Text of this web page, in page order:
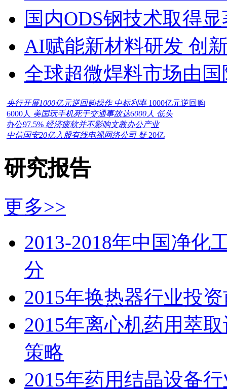
国内ODS钢技术取得
AI赋能新材料研发 创
全球超微焊料市场由
央行开展1000亿元逆回购操作 中标利率 1000亿元逆回购
6000人 美国玩手机死于交通事故达6000人 低头
办公97.5% 经济疲软并不影响文教办公产业
中信国安20亿入股有线电视网络公司 疑 20亿
研究报告
更多>>
2013-2018年中国净化
分
2015年换热器行业投
2015年离心机药用萃
策略
2015年药用结晶设备